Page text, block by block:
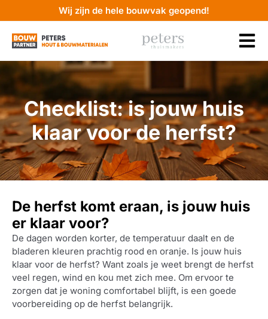
Wij zijn de hele bouwvak geopend!
Checklist: is jouw huis
klaar voor de herfst?
De herfst komt eraan, is jouw huis
er klaar voor?
De dagen worden korter, de temperatuur daalt en de
bladeren kleuren prachtig rood en oranje. Is jouw huis
klaar voor de herfst? Want zoals je weet brengt de herfst
veel regen, wind en kou met zich mee. Om ervoor te
zorgen dat je woning comfortabel blijft, is een goede
voorbereiding op de herfst belangrijk.